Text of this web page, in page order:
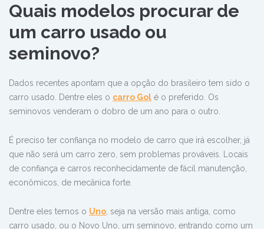
Quais modelos procurar de
um carro usado ou
seminovo?
Dados recentes apontam que a opção do brasileiro tem sido o
carro usado. Dentre eles o carro Gol é o preferido. Os
seminovos venderam o dobro de um ano para o outro.
É preciso ter confiança no modelo de carro que irá escolher, já
que não será um carro zero, sem problemas prováveis. Locais
de confiança e carros reconhecidamente de fácil manutenção,
econômicos, de mecânica forte.
Dentre eles temos o Uno, seja na versão mais antiga, como
carro usado, ou o Novo Uno, um seminovo, entrando como um